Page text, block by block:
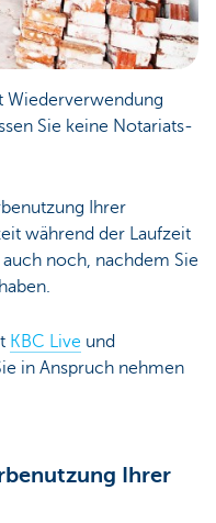
Wiederverwendung
Sie keine Notariats-
Ihrer
während der Laufzeit
noch, nachdem Sie
KBC Live und
in Anspruch nehmen
Ihrer